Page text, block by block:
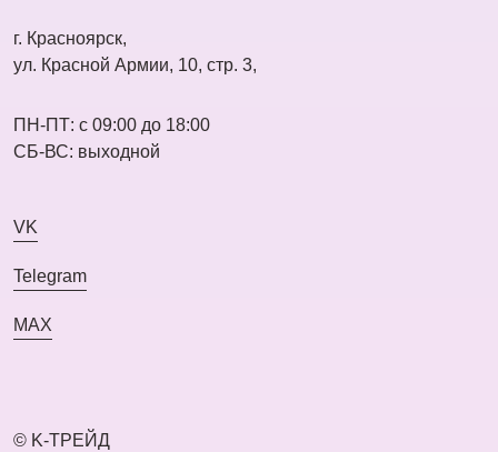
г. Красноярск,
ул. Красной Армии, 10, стр. 3,
ПН-ПТ: с 09:00 до 18:00
СБ-ВС: выходной
VK
Telegram
MAX
© K-ТРЕЙД